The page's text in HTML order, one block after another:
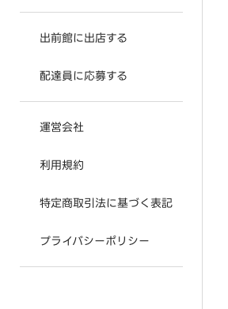
出前館に出店する
配達員に応募する
運営会社
利用規約
特定商取引法に基づく表記
プライバシーポリシー